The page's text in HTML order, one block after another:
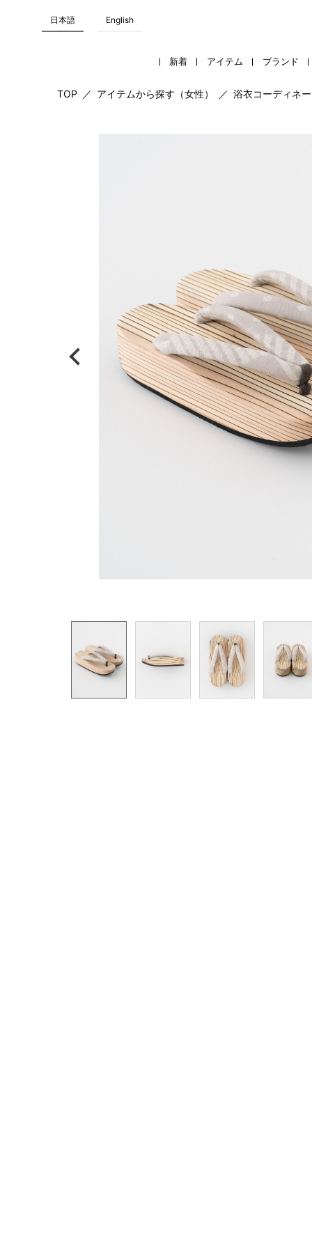
日本語 English
新着 アイテム ブランド
TOP ／ アイテムから探す（女性） ／ 浴衣コーディネ